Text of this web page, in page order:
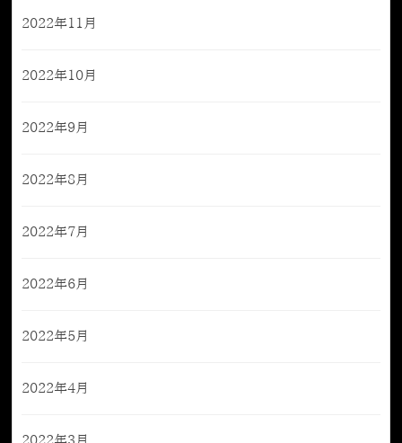
2022年11月
2022年10月
2022年9月
2022年8月
2022年7月
2022年6月
2022年5月
2022年4月